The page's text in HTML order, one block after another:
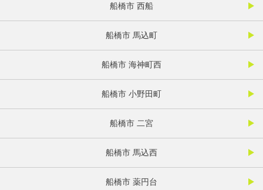
船橋市 西船
船橋市 馬込町
船橋市 海神町西
船橋市 小野田町
船橋市 二宮
船橋市 馬込西
船橋市 薬円台